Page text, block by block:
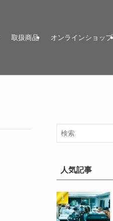
取扱商品 オンラインショップ
人気記事